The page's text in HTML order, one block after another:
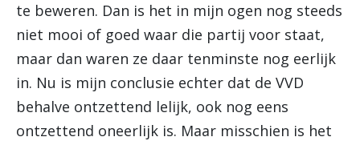
te beweren. Dan is het in mijn ogen nog steeds
niet mooi of goed waar die partij voor staat,
maar dan waren ze daar tenminste nog eerlijk
in. Nu is mijn conclusie echter dat de VVD
behalve ontzettend lelijk, ook nog eens
ontzettend oneerlijk is. Maar misschien is het